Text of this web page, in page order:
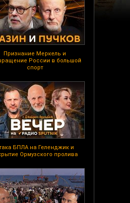
Признание Меркель и
России в большой
спорт
БПЛА на Геленджик и
Ормузского пролива